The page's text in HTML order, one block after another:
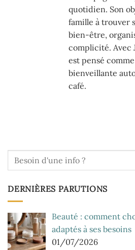
quotidien. Son
famille à trouver
bien-être,
complicité. Avec
est pensé
bienveillante
café.
DERNIÈRES PARUTIONS
Beauté : comment
adaptés à ses besoins
01/07/2026